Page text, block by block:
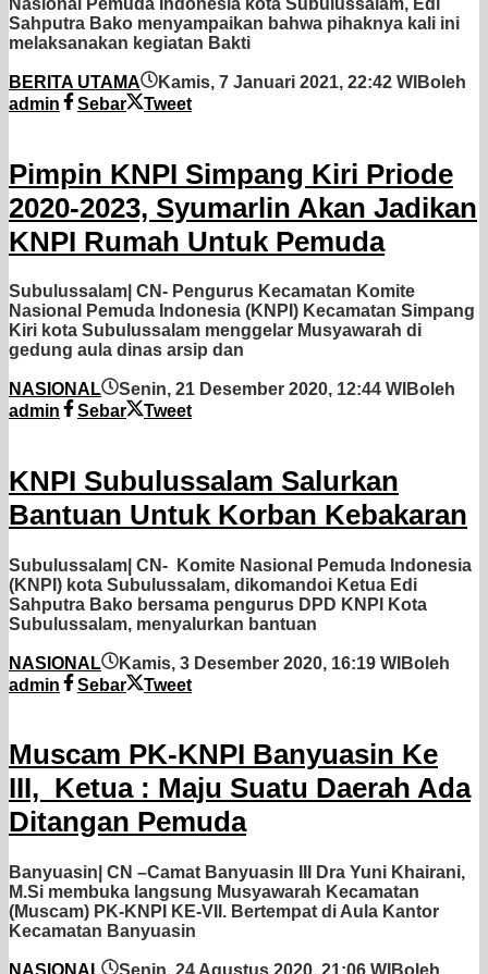
Nasional Pemuda Indonesia kota Subulussalam, Edi
Sahputra Bako menyampaikan bahwa pihaknya kali ini
melaksanakan kegiatan Bakti
BERITA UTAMA Kamis, 7 Januari 2021, 22:42 WIBoleh
admin
Sebar Tweet
Pimpin KNPI Simpang Kiri Priode
2020-2023, Syumarlin Akan Jadikan
KNPI Rumah Untuk Pemuda
Subulussalam| CN- Pengurus Kecamatan Komite
Nasional Pemuda Indonesia (KNPI) Kecamatan Simpang
Kiri kota Subulussalam menggelar Musyawarah di
gedung aula dinas arsip dan
NASIONAL Senin, 21 Desember 2020, 12:44 WIBoleh
admin
Sebar Tweet
KNPI Subulussalam Salurkan
Bantuan Untuk Korban Kebakaran
Subulussalam| CN- Komite Nasional Pemuda Indonesia
(KNPI) kota Subulussalam, dikomandoi Ketua Edi
Sahputra Bako bersama pengurus DPD KNPI Kota
Subulussalam, menyalurkan bantuan
NASIONAL Kamis, 3 Desember 2020, 16:19 WIBoleh
admin
Sebar Tweet
Muscam PK-KNPI Banyuasin Ke
III, Ketua : Maju Suatu Daerah Ada
Ditangan Pemuda
Banyuasin| CN –Camat Banyuasin III Dra Yuni Khairani,
M.Si membuka langsung Musyawarah Kecamatan
(Muscam) PK-KNPI KE-VII. Bertempat di Aula Kantor
Kecamatan Banyuasin
NASIONAL Senin, 24 Agustus 2020, 21:06 WIBoleh